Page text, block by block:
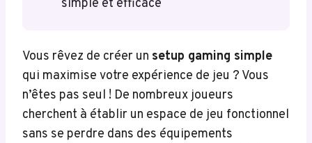
simple et efficace
Vous rêvez de créer un setup gaming simple
qui maximise votre expérience de jeu ? Vous
n’êtes pas seul ! De nombreux joueurs
cherchent à établir un espace de jeu fonctionnel
sans se perdre dans des équipements